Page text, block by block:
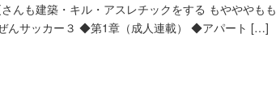
んも建築・キル・アスレチックをする もやややもも
んサッカー３ ◆第1章（成人連載） ◆アパート […]